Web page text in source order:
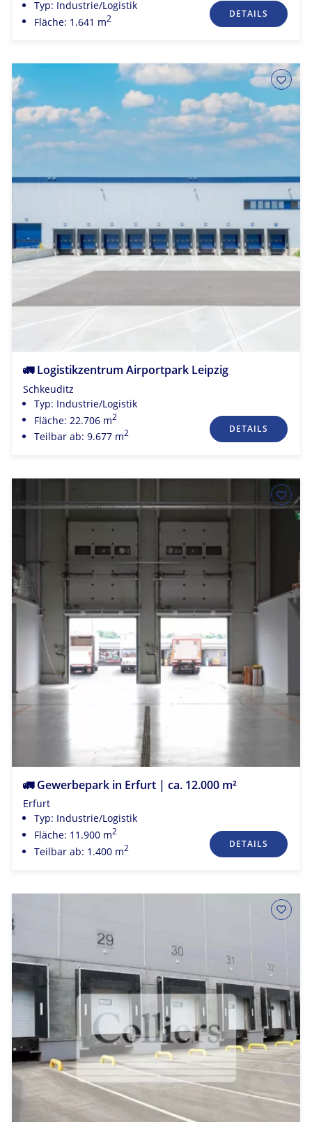
Typ: Industrie/Logistik
Fläche: 1.641 m2 DETAILS
🚛 Logistikzentrum Airportpark Leipzig
Schkeuditz
Typ: Industrie/Logistik
Fläche: 22.706 m2
Teilbar ab: 9.677 m2 DETAILS
🚛 Gewerbepark in Erfurt | ca. 12.000 m²
Erfurt
Typ: Industrie/Logistik
Fläche: 11.900 m2
Teilbar ab: 1.400 m2 DETAILS